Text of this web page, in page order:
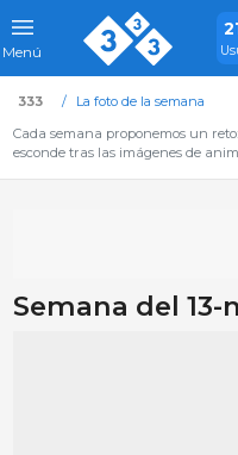
Menú
333
La foto de la semana
Cada semana proponemos un
esconde tras las imágenes de
Semana del 13-